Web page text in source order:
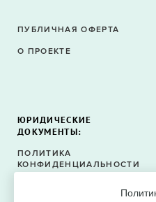
ПУБЛИЧНАЯ ОФЕРТА
О ПРОЕКТЕ
ЮРИДИЧЕСКИЕ
ДОКУМЕНТЫ:
ПОЛИТИКА
КОНФИДЕНЦИАЛЬНОСТИ